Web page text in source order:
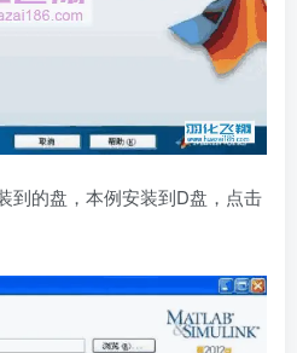
到的盘，本例安装到D盘，点击